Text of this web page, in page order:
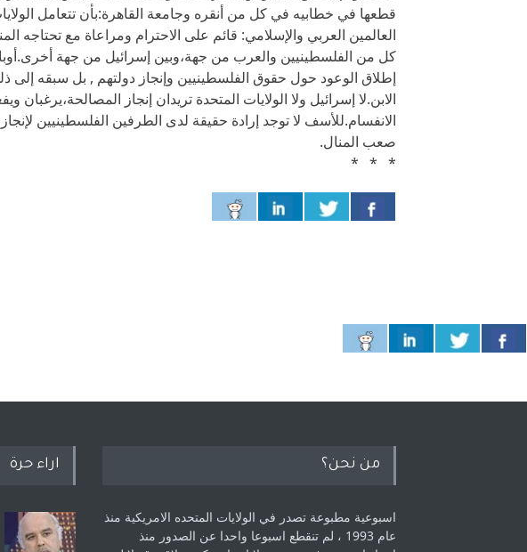
قطعها في خطابيه في كل من أنقره وجامعة القاهرة:بأن تتعامل
العالمين العربي والإسلامي: قائم على الاحترام ومراعاة مع تحتاجه
كل من الفلسطينيين والعرب من جهة،وبين إسرائيل من جهة
إطلاق الوعود حول حقوق الفلسطينيين وإنجاز دولتهم , بل سبقه
الابن.لا إسرائيل ولا الولايات المتحدة تريدان إنجاز المصالحة،يرغبان
الانفسام.للأسف لا توجد إرادة حقيقة لدى الطرفين الفلسطينيين
صعب المنال.
* * *
من نحن؟
اسبوعية مطبوعة تصدر في الولايات المتحده الامريكية منذ
عام 1993 ، لم ‏تنقطع اسبوعا واحدا عن الصدور منذ
اراء حرة